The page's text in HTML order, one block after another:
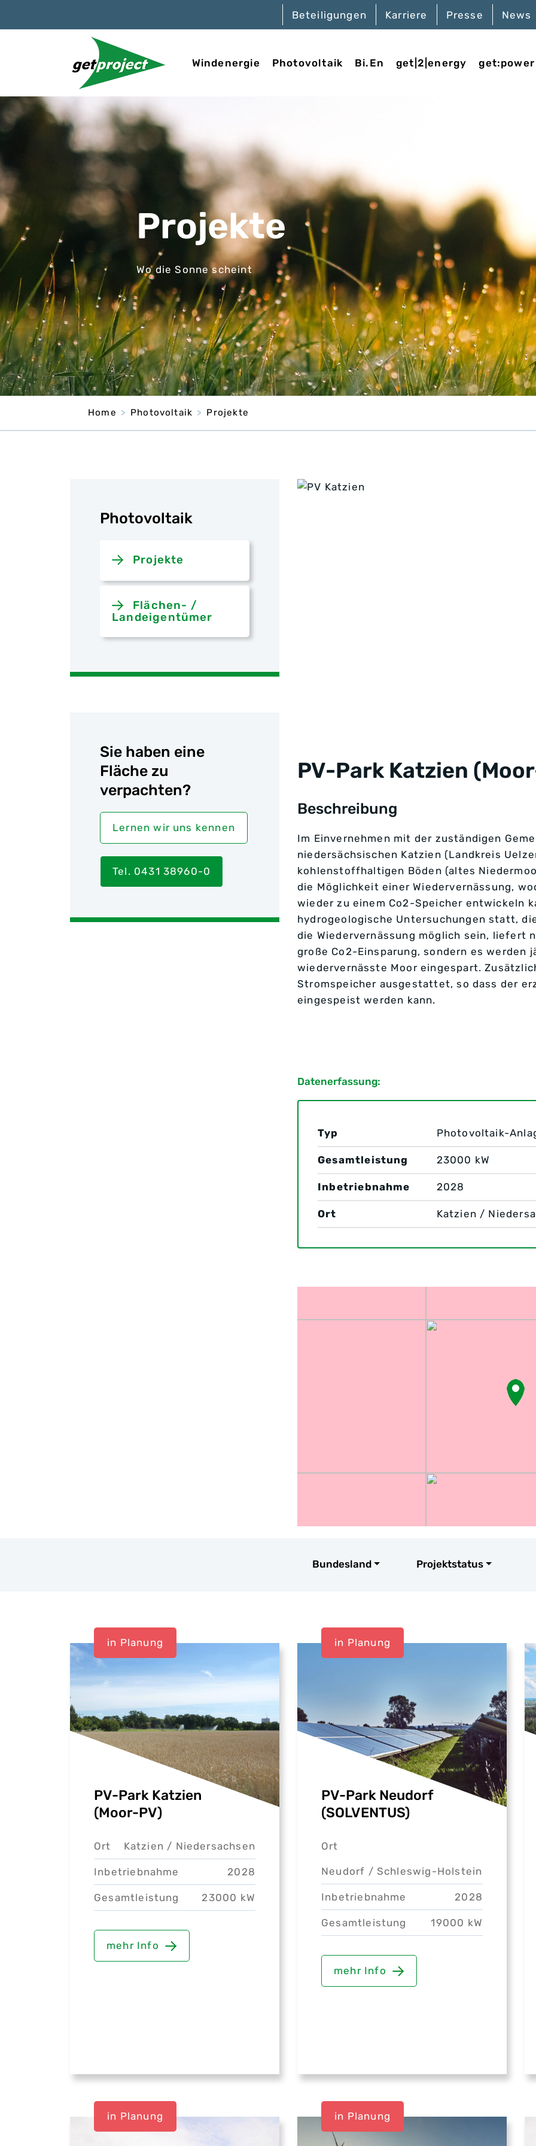
Beteiligungen Karriere Presse News
Windenergie Photovoltaik Bi.En get|2|energy get:power
Projekte
Wo die Sonne scheint
Home Photovoltaik Projekte
Photovoltaik
Projekte
Flächen- /
Landeigentümer
Sie haben eine
Fläche zu
verpachten?
Lernen wir uns kennen
Tel. 0431 38960-0
PV-Park Katzien
Beschreibung
Im Einvernehmen mit der zuständigen
niedersächsischen Katzien (Landkreis
kohlenstoffhaltigen Böden (altes
die Möglichkeit einer Wiedervernässung,
wieder zu einem Co2-Speicher entwickeln
hydrogeologische Untersuchungen statt,
die Wiedervernässung möglich sein, liefert
große Co2-Einsparung, sondern es werden
wiedervernässte Moor eingespart.
Stromspeicher ausgestattet, so dass der
eingespeist werden kann.
Datenerfassung:
Typ Photovoltaik-
Gesamtleistung 23000 kW
Inbetriebnahme 2028
Ort Katzien /
Bundesland Projektstatus
in Planung
PV-Park Katzien
(Moor-PV)
Ort Katzien / Niedersachsen
Inbetriebnahme 2028
Gesamtleistung 23000 kW
mehr Info
in Planung
PV-Park Neudorf
(SOLVENTUS)
Ort
Neudorf / Schleswig-Holstein
Inbetriebnahme 2028
Gesamtleistung 19000 kW
mehr Info
in Planung in Planung